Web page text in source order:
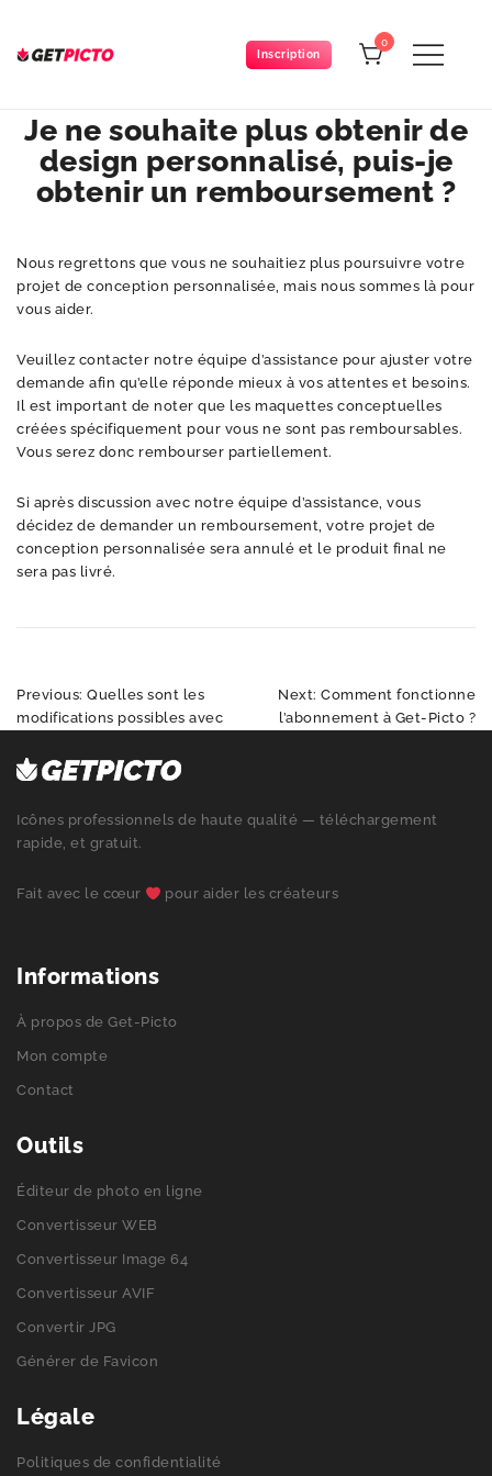
content
Inscription
0
Je ne souhaite plus obtenir de
design personnalisé, puis-je
obtenir un remboursement ?
Nous regrettons que vous ne souhaitiez plus poursuivre votre
projet de conception personnalisée, mais nous sommes là pour
vous aider.
Veuillez contacter notre équipe d’assistance pour ajuster votre
demande afin qu’elle réponde mieux à vos attentes et besoins.
Il est important de noter que les maquettes conceptuelles
créées spécifiquement pour vous ne sont pas remboursables.
Vous serez donc rembourser partiellement.
Si après discussion avec notre équipe d’assistance, vous
décidez de demander un remboursement, votre projet de
conception personnalisée sera annulé et le produit final ne
sera pas livré.
Navigation
de
l’article
Previous: Quelles sont les
modifications possibles avec
Next: Comment fonctionne
l’abonnement à Get-Picto ?
Icônes professionnels de haute qualité — téléchargement
rapide, et gratuit.
Fait avec le cœur pour aider les créateurs
Informations
À propos de Get-Picto
Mon compte
Contact
Outils
Éditeur de photo en ligne
Convertisseur WEB
Convertisseur Image 64
Convertisseur AVIF
Convertir JPG
Générer de Favicon
Légale
Politiques de confidentialité